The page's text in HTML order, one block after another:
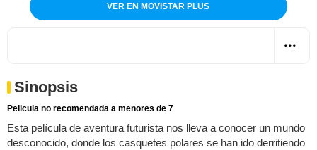
VER EN MOVISTAR PLUS
Sinopsis
Pelicula no recomendada a menores de 7
Esta película de aventura futurista nos lleva a conocer un mundo
desconocido, donde los casquetes polares se han ido derritiendo